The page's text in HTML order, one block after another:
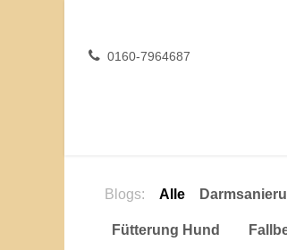
0160-7964687
Blogs: Alle
Fütterung Hund